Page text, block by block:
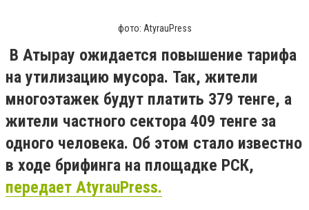
фото: AtyrauPress
В Атырау ожидается повышение тарифа
на утилизацию мусора. Так, жители
многоэтажек будут платить 379 тенге, а
жители частного сектора 409 тенге за
одного человека. Об этом стало известно
в ходе брифинга на площадке РСК,
передает AtyrauPress.